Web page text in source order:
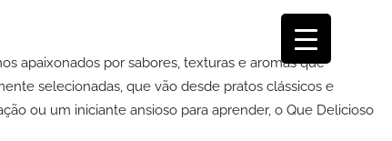
apaixonados por sabores, texturas e aromas que
selecionadas, que vão desde pratos clássicos e
ou um iniciante ansioso para aprender, o Que Delicioso